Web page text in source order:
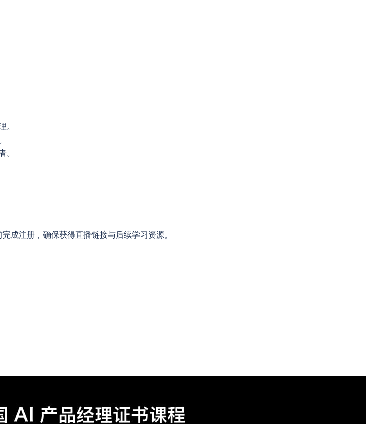
。
。
成注册，确保获得直播链接与后续学习资源。